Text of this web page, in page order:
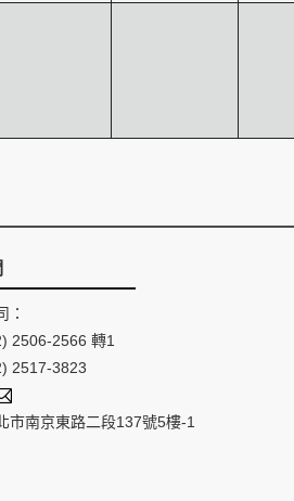
：
2506-2566 轉1
2517-3823
市南京東路二段137號5樓-1